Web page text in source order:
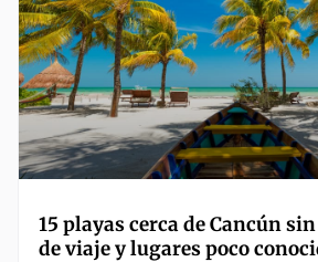
15 playas cerca de Cancún
de viaje y lugares poco